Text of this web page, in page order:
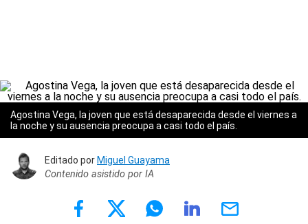
Agostina Vega, la joven que está desaparecida desde el viernes a
la noche y su ausencia preocupa a casi todo el país.
Editado porMiguel Guayama
Contenido asistido por IA